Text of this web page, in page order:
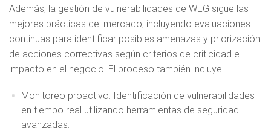
Además, la gestión de vulnerabilidades de WEG sigue las
mejores prácticas del mercado, incluyendo evaluaciones
continuas para identificar posibles amenazas y priorización
de acciones correctivas según criterios de criticidad e
impacto en el negocio. El proceso también incluye:
Monitoreo proactivo: Identificación de vulnerabilidades
en tiempo real utilizando herramientas de seguridad
avanzadas.